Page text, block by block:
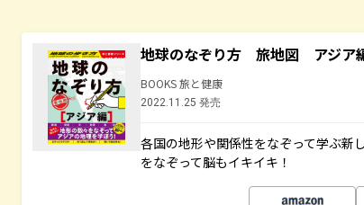
地球のなぞり方 旅地図 アジア
BOOKS 旅と健康
2022.11.25 発売
各国の地形や関係性をなぞって学ぶ新
をなぞって脳もイキイキ！